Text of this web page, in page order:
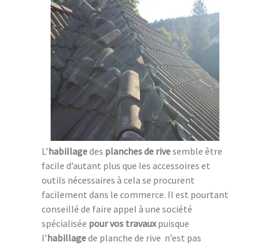
L’habillagedes planches de rivesemble être
facile d’autant plus que les accessoires et
outils nécessaires à cela se procurent
facilement dans le commerce. Il est pourtant
conseillé de faire appel à une société
spécialisée pour vos travauxpuisque
l’habillagede planche de rive n’est pas